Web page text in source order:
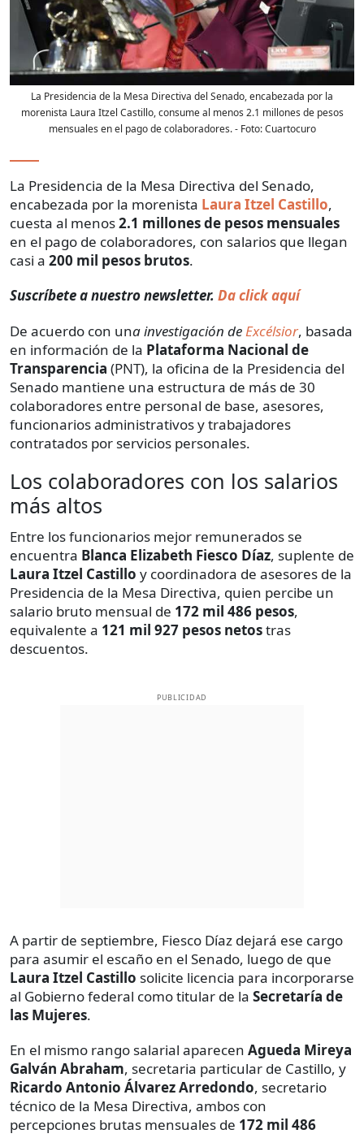
La Presidencia de la Mesa Directiva del Senado, encabezada por la
morenista Laura Itzel Castillo, consume al menos 2.1 millones de pesos
mensuales en el pago de colaboradores.- Foto:Cuartocuro
La Presidencia de la Mesa Directiva del Senado,
encabezada por la morenista Laura Itzel Castillo,
cuesta al menos2.1 millones de pesos mensuales
en el pago de colaboradores, con salarios que llegan
casi a 200 mil pesos brutos.
Suscríbete a nuestro newsletter. Da click aquí
De acuerdo con una investigación deExcélsior, basada
en información de la Plataforma Nacional de
Transparencia (PNT), la oficina de la Presidencia del
Senado mantiene una estructura de más de 30
colaboradores entre personal de base, asesores,
funcionarios administrativos y trabajadores
contratados por servicios personales.
Los colaboradores con los salarios
más altos
Entre los funcionarios mejor remunerados se
encuentra Blanca Elizabeth Fiesco Díaz, suplente de
Laura Itzel Castillo y coordinadora de asesores de la
Presidencia de la Mesa Directiva, quien percibe un
salario bruto mensual de 172 mil 486 pesos,
equivalente a 121 mil 927 pesos netostras
descuentos.
PUBLICIDAD
A partir de septiembre, Fiesco Díaz dejará ese cargo
para asumir el escaño en el Senado, luego de que
Laura Itzel Castillo solicite licencia para incorporarse
al Gobierno federal como titular de la Secretaría de
las Mujeres.
En el mismo rango salarial aparecen Agueda Mireya
Galván Abraham, secretaria particular de Castillo, y
Ricardo Antonio Álvarez Arredondo, secretario
técnico de la Mesa Directiva, ambos con
percepciones brutas mensuales de 172 mil 486